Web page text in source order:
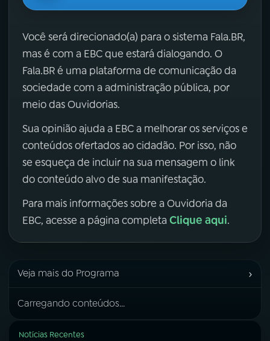
Você será direcionado(a) para o sistema Fala.BR,
mas é com a EBC que estará dialogando. O
Fala.BR é uma plataforma de comunicação da
sociedade com a administração pública, por
meio das Ouvidorias.
Sua opinião ajuda a EBC a melhorar os serviços e
conteúdos ofertados ao cidadão. Por isso, não
se esqueça de incluir na sua mensagem o link
do conteúdo alvo de sua manifestação.
Para mais informações sobre a Ouvidoria da
EBC, acesse a página completa Clique aqui.
Veja mais do Programa ›
Carregando conteúdos...
Notícias Recentes